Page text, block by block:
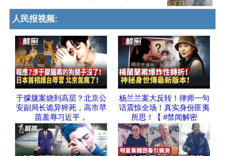
人民报视频:
于朦胧案烧到高层？北京公
安副局长诡异猝死，高市早
苗羞辱习近平，
杨兰兰案大反转！律师一句
话震惊全场！真实身份匪夷
所思！【 #禁闻解密